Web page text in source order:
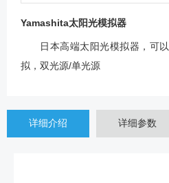
Yamashita太阳光模拟器
日本高端太阳光模拟器，可
拟，双光源/单光源
详细介绍 详细参数